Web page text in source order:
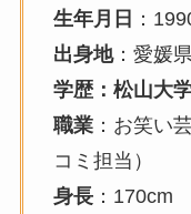
生年月日 ：
出身地：愛媛
学歴：松山大
職業：お笑い
コミ担当）
身長：170cm